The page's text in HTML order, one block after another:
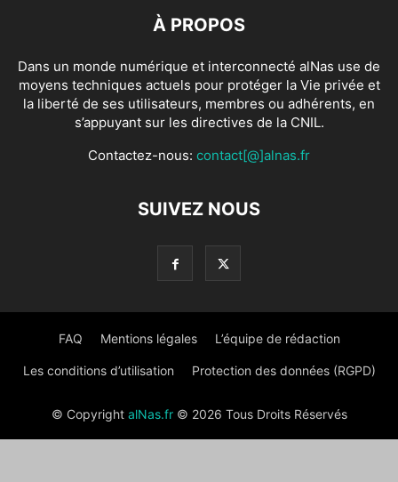
À PROPOS
Dans un monde numérique et interconnecté alNas use de
moyens techniques actuels pour protéger la Vie privée et
la liberté de ses utilisateurs, membres ou adhérents, en
s’appuyant sur les directives de la CNIL.
Contactez-nous: contact[@]alnas.fr
SUIVEZ NOUS
FAQ Mentions légales L’équipe de rédaction
Les conditions d’utilisation Protection des données (RGPD)
© Copyright alNas.fr© 2026 Tous Droits Réservés